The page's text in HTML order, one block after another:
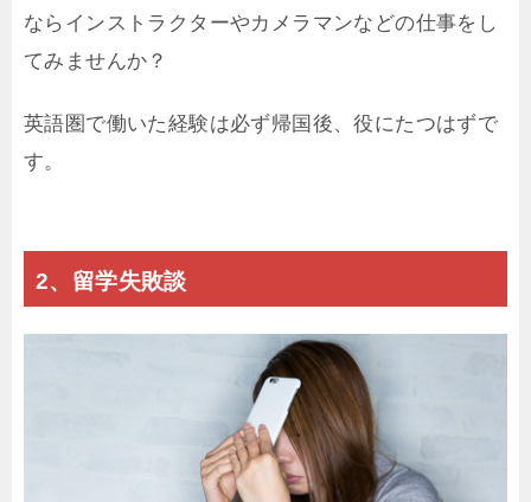
ならインストラクターやカメラマンなどの仕事をし
てみませんか？
英語圏で働いた経験は必ず帰国後、役にたつはずで
す。
2、留学失敗談